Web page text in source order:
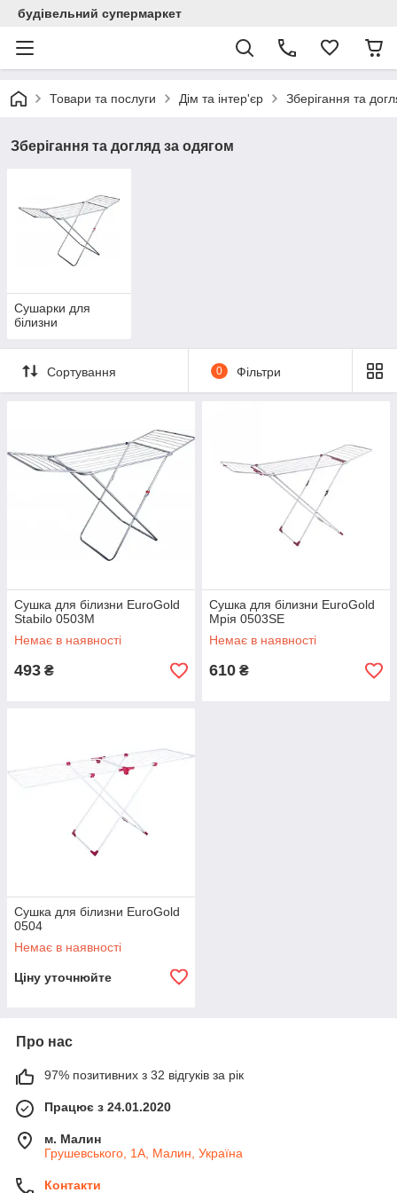
будівельний супермаркет
Товари та послуги Дім та інтер'єр Зберігання та
Зберігання та догляд за одягом
Сушарки для
білизни
Сортування 0 Фільтри
Сушка для білизни EuroGold
Stabilo 0503М
Немає в наявності
493 ₴
Сушка для білизни EuroGold
Мрія 0503SE
Немає в наявності
610 ₴
Сушка для білизни EuroGold
0504
Немає в наявності
Ціну уточнюйте
Про нас
97% позитивних з 32 відгуків за рік
Працює з 24.01.2020
м. Малин
Грушевського, 1А, Малин, Україна
Контакти